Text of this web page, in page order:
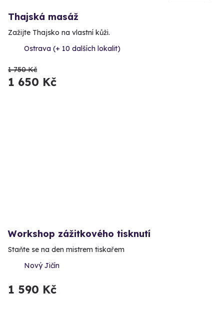
Thajská masáž
Zažijte Thajsko na vlastní kůži.
Ostrava (+ 10 dalších lokalit)
1 750 Kč
1 650 Kč
Workshop zážitkového tisknutí
Staňte se na den mistrem tiskařem
Nový Jičín
1 590 Kč